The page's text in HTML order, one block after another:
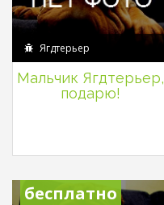
Ягдтерьер
Мальчик Ягдтерьер,
подарю!
бесплатно